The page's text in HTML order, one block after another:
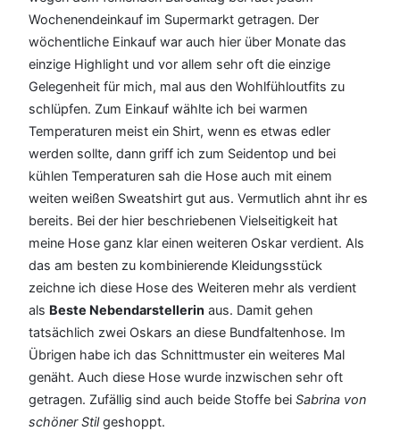
Wochenendeinkauf im Supermarkt getragen. Der
wöchentliche Einkauf war auch hier über Monate das
einzige Highlight und vor allem sehr oft die einzige
Gelegenheit für mich, mal aus den Wohlfühloutfits zu
schlüpfen. Zum Einkauf wählte ich bei warmen
Temperaturen meist ein Shirt, wenn es etwas edler
werden sollte, dann griff ich zum Seidentop und bei
kühlen Temperaturen sah die Hose auch mit einem
weiten weißen Sweatshirt gut aus. Vermutlich ahnt ihr es
bereits. Bei der hier beschriebenen Vielseitigkeit hat
meine Hose ganz klar einen weiteren Oskar verdient. Als
das am besten zu kombinierende Kleidungsstück
zeichne ich diese Hose des Weiteren mehr als verdient
als Beste Nebendarstellerin aus. Damit gehen
tatsächlich zwei Oskars an diese Bundfaltenhose. Im
Übrigen habe ich das Schnittmuster ein weiteres Mal
genäht. Auch diese Hose wurde inzwischen sehr oft
getragen. Zufällig sind auch beide Stoffe bei Sabrina von
schöner Stilgeshoppt.